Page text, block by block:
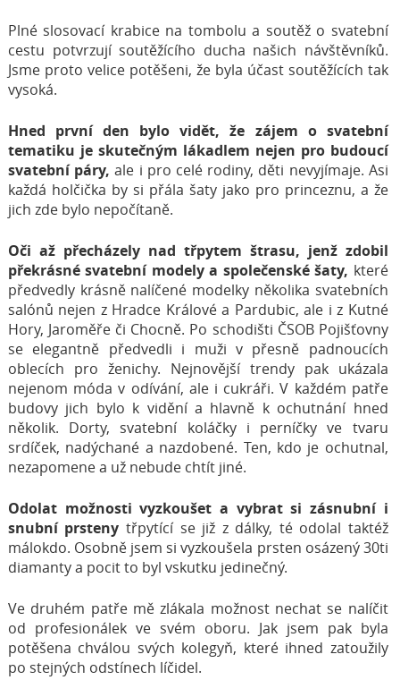
Plné slosovací krabice na tombolu a soutěž o svatební
cestu potvrzují soutěžícího ducha našich návštěvníků.
Jsme proto velice potěšeni, že byla účast soutěžících tak
vysoká.
Hned první den bylo vidět, že zájem o svatební
tematiku je skutečným lákadlem nejen pro budoucí
svatební páry, ale i pro celé rodiny, děti nevyjímaje. Asi
každá holčička by si přála šaty jako pro princeznu, a že
jich zde bylo nepočítaně.
Oči až přecházely nad třpytem štrasu, jenž zdobil
překrásné svatební modely a společenské šaty, které
předvedly krásně nalíčené modelky několika svatebních
salónů nejen z Hradce Králové a Pardubic, ale i z Kutné
Hory, Jaroměře či Chocně. Po schodišti ČSOB Pojišťovny
se elegantně předvedli i muži v přesně padnoucích
oblecích pro ženichy. Nejnovější trendy pak ukázala
nejenom móda v odívání, ale i cukráři. V každém patře
budovy jich bylo k vidění a hlavně k ochutnání hned
několik. Dorty, svatební koláčky i perníčky ve tvaru
srdíček, nadýchané a nazdobené. Ten, kdo je ochutnal,
nezapomene a už nebude chtít jiné.
Odolat možnosti vyzkoušet a vybrat si zásnubní i
snubní prsteny třpytící se již z dálky, té odolal taktéž
málokdo. Osobně jsem si vyzkoušela prsten osázený 30ti
diamanty a pocit to byl vskutku jedinečný.
Ve druhém patře mě zlákala možnost nechat se nalíčit
od profesionálek ve svém oboru. Jak jsem pak byla
potěšena chválou svých kolegyň, které ihned zatoužily
po stejných odstínech líčidel.